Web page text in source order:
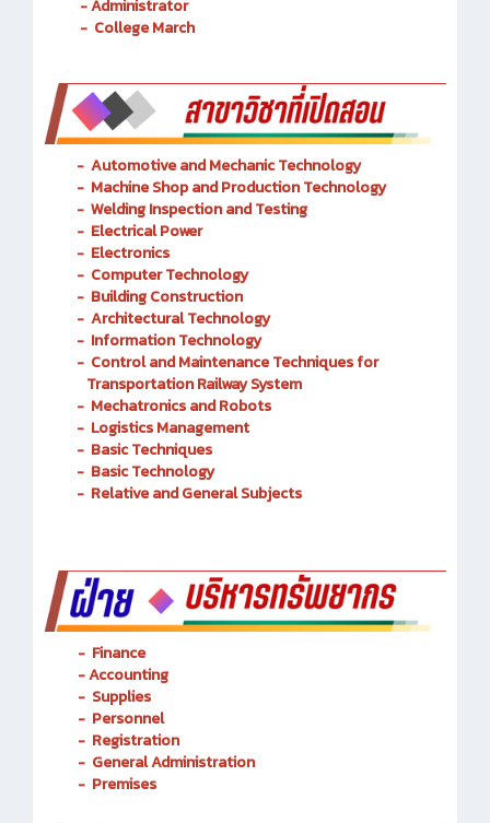
- Administrator
- College March
- Automotive and MechanicTechnology
- Machine Shop and Production Technology
- Welding Inspection and Testing
- Electrical Power
- Electronics
- Computer Technology
- Building Construction
- Architectural Technology
- Information Technology
- Control and Maintenance Techniques for
Transportation Railway System
- Mechatronics and Robots
- Logistics Management
- Basic Techniques
- Basic Technology
- Relative and General Subjects
- Finance
-Accounting
- Supplies
- Personnel
- Registration
- General Administration
- Premises